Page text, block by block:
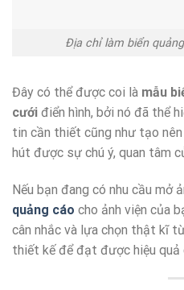
Địa chỉ làm biển
Đây có thể được coi là mẫu
cưới điển hình, bởi nó đã thể
tin cần thiết cũng như tạo
hút được sự chú ý, quan tâm
Nếu bạn đang có nhu cầu mở
quảng cáo cho ảnh viện của
cân nhắc và lựa chọn thật kĩ
thiết kế để đạt được hiệu quả